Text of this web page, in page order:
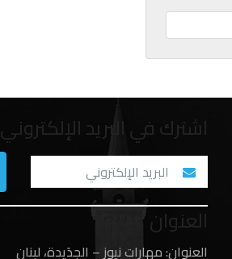
اشترك في البريد الإلكتروني
العنوان
العنوان: مهارات نيوز – الجدَيدة، لبنان